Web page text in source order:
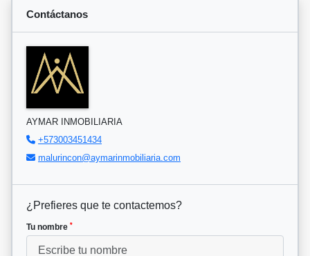
Contáctanos
AYMAR INMOBILIARIA
+573003451434
malurincon@aymarinmobiliaria.com
¿Prefieres que te contactemos?
Tu nombre *